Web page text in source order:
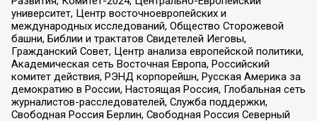
университет, Центр восточноевропейских и
международных исследований, Общество Сторожевой
башни, Библии и трактатов Свидетелей Иеговы,
Гражданский Совет, Центр анализа европейской политики,
Академическая сеть Восточная Европа, Российский
комитет действия, РЭНД корпорейшн, Русская Америка за
демократию в России, Настоящая Россия, Глобальная сеть
журналистов-расследователей, Служба поддержки,
Свободная Россия Берлин, Свободная Россия Северный